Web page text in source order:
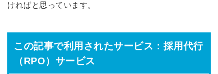
ければと思っています。
この記事で利用されたサービス：採用代行
（RPO）サービス